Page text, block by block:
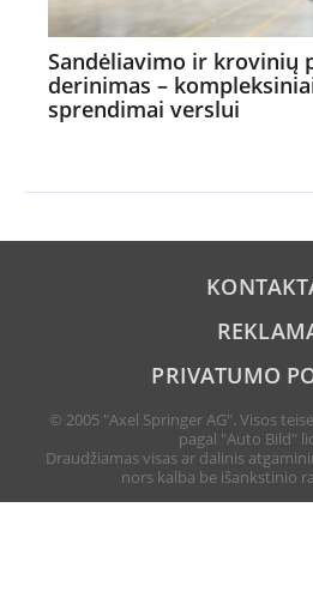
Sandėliavimo ir krovinių
derinimas –
sprendimai verslui
PRIVATUMO
© 2005 "Axel Springer AG". Visos
pagal "Auto Bild"
Draudžiamas visas ar dalinis
nors kalba be išankstinio